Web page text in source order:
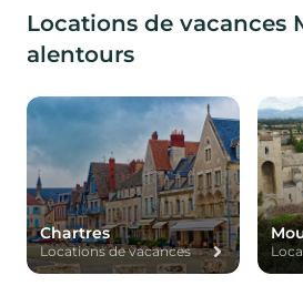
Locations de vacances
alentours
Chartres
Locations de vacances